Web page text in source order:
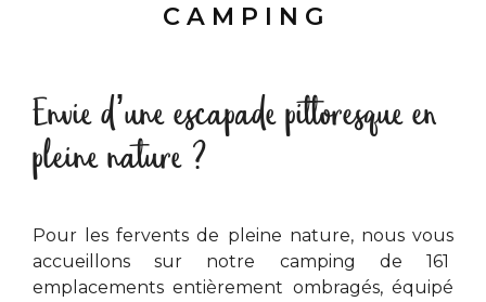
C A M P I N G
Envie d’une escapade pittoresque en
pleine nature ?
Pour les fervents de pleine nature, nous vous
accueillons sur notre camping de 161
emplacements entièrement ombragés, équipé